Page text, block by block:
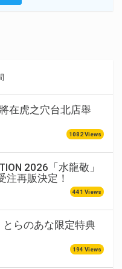
在虎之穴台北店舉
1082 Views
2026「水龍敬」
注再販決定！
441 Views
らのあな限定特典
194 Views